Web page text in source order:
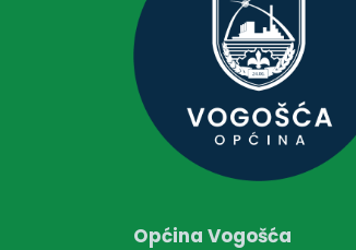
Općina Vogošća